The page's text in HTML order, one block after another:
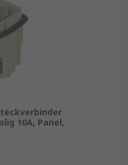
10A, Panel,